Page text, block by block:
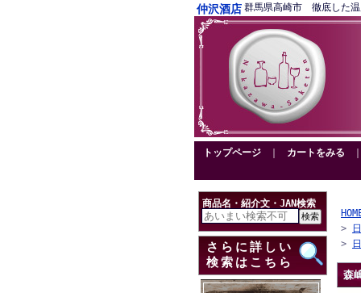
仲沢酒店 群馬県高崎市 徹底した
トップページ カートをみる
商品名・紹介文・JAN検索
さらに詳しい
検索はこちら
>
>
森